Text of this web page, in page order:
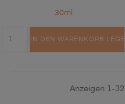
30ml
IN DEN WARENKORB
Anzeigen 1-